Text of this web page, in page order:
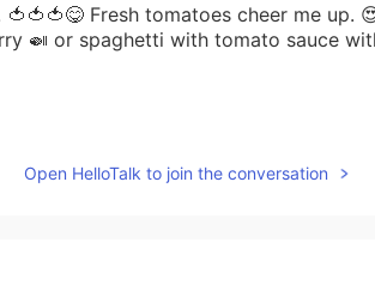
Fresh tomatoes cheer me up.
🍛 or spaghetti with tomato sauce
I will wait 😁
Open HelloTalk to join the conversation